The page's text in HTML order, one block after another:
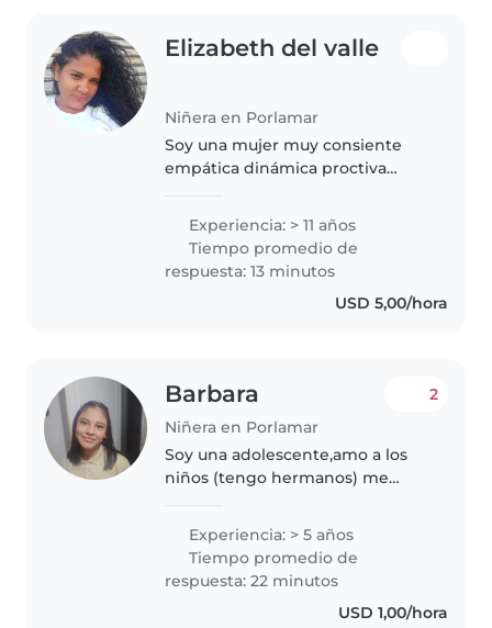
Elizabeth del valle
Niñera en Porlamar
Soy una mujer muy consiente
empática dinámica proctiva
contrata soy transparente lo q no
me gusta lo converso y soy de
mente..
Experiencia: > 11 años
Tiempo promedio de
respuesta: 13 minutos
USD 5,00/hora
Barbara
Niñera en Porlamar
2
Soy una adolescente,amo a los
niños (tengo hermanos) me
niños,y además ayudar un poco a
mi madre. Cocino. Limpio. Me
adapto rápido. Soy buena con los
cuentos..
Experiencia: > 5 años
Tiempo promedio de
respuesta: 22 minutos
USD 1,00/hora